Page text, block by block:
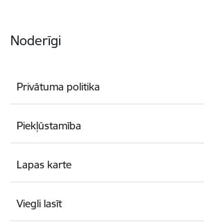
Noderīgi
Privātuma politika
Piekļūstamība
Lapas karte
Viegli lasīt